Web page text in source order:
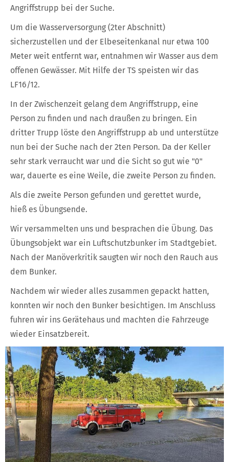
Angriffstrupp bei der Suche.
Um die Wasserversorgung (2ter Abschnitt)
sicherzustellen und der Elbeseitenkanal nur etwa 100
Meter weit entfernt war, entnahmen wir Wasser aus dem
offenen Gewässer. Mit Hilfe der TS speisten wir das
LF16/12.
In der Zwischenzeit gelang dem Angriffstrupp, eine
Person zu finden und nach draußen zu bringen. Ein
dritter Trupp löste den Angriffstrupp ab und unterstütze
nun bei der Suche nach der 2ten Person. Da der Keller
sehr stark verraucht war und die Sicht so gut wie "0"
war, dauerte es eine Weile, die zweite Person zu finden.
Als die zweite Person gefunden und gerettet wurde,
hieß es Übungsende.
Wir versammelten uns und besprachen die Übung. Das
Übungsobjekt war ein Luftschutzbunker im Stadtgebiet.
Nach der Manöverkritik saugten wir noch den Rauch aus
dem Bunker.
Nachdem wir wieder alles zusammen gepackt hatten,
konnten wir noch den Bunker besichtigen. Im Anschluss
fuhren wir ins Gerätehaus und machten die Fahrzeuge
wieder Einsatzbereit.